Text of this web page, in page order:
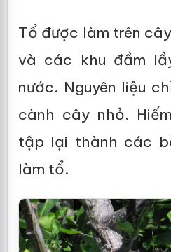
Tổ được làm trên
và các khu đầm
nước. Nguyên liệu
cành cây nhỏ.
tập lại thành các
làm tổ.